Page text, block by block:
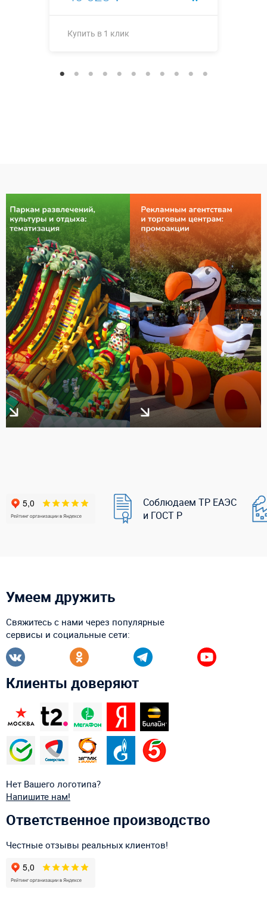
Купить в 1 клик
Соблюдаем ТР ЕАЭС
и ГОСТ Р
Умеем дружить
Свяжитесь с нами через популярные
сервисы и социальные сети:
Клиенты доверяют
Нет Вашего логотипа?
Напишите нам!
Ответственное производство
Честные отзывы реальных клиентов!